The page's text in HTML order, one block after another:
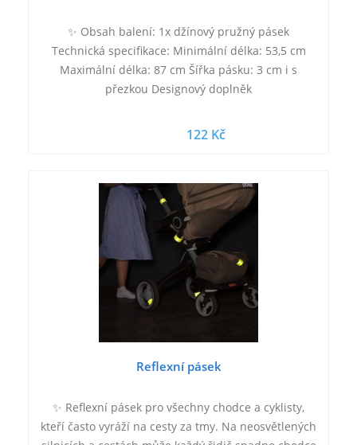
✨ Obsah balení: 1x džínový pružný pásek
Technická specifikace: Minimální délka: 53,5 cm
Maximální délka: 87 cm Šířka pásku: 3 cm i s
přezkou Designový doplněk
122 Kč
Reflexní pásek
✨ Reflexní pásek pro všechny chodce a cyklisty,
kteří často vyráží na cesty za tmy. Na neosvětlených